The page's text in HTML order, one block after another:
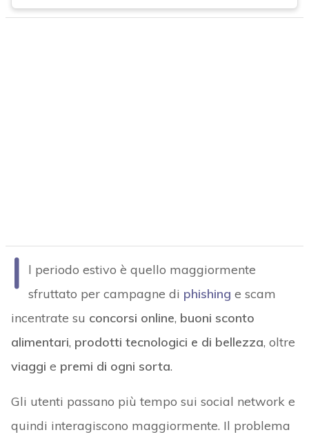
I
l periodo estivo è quello maggiormente
sfruttato per campagne di phishing e scam
incentrate su concorsi online, buoni sconto
alimentari, prodotti tecnologici e di bellezza, oltre
viaggi e premi di ogni sorta.
Gli utenti passano più tempo sui social network e
quindi interagiscono maggiormente. Il problema